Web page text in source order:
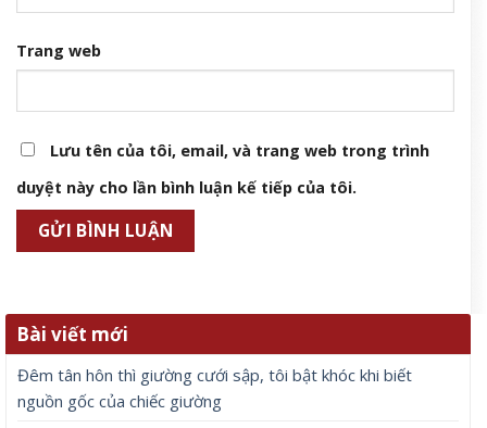
Trang web
Lưu tên của tôi, email, và trang web trong trình
duyệt này cho lần bình luận kế tiếp của tôi.
Bài viết mới
Đêm tân hôn thì giường cưới sập, tôi bật khóc khi biết
nguồn gốc của chiếc giường